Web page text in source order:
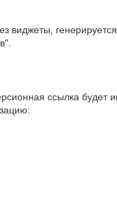
виджеты,
ссылка будет